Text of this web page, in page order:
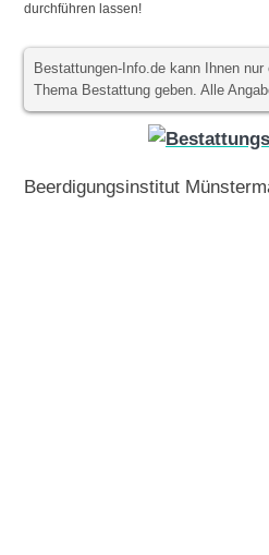
durchführen lassen!
Bestattungen-Info.de kann Ihnen
Thema Bestattung geben. Alle
Beerdigungsinstitut